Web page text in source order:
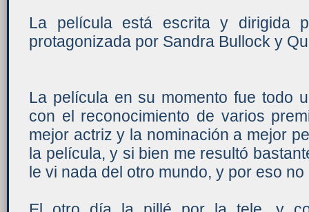
La película está escrita y dirigida
protagonizada por Sandra Bullock y
La película en su momento fue todo
con el reconocimiento de varios
mejor actriz y la nominación a mejor
la película, y si bien me resultó
le vi nada del otro mundo, y por eso